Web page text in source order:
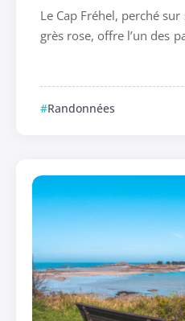
Le Cap Fréhel, perché
grès rose, offre l’un des
Randonnées